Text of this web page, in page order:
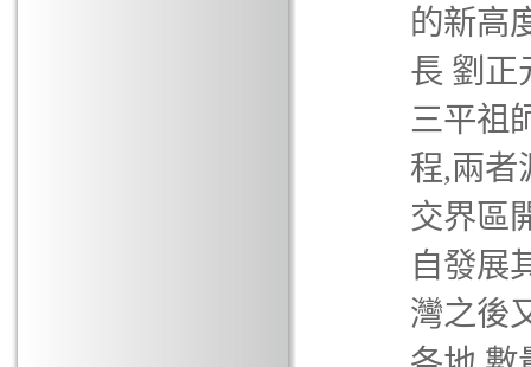
的新高
長 劉正
三平祖
程,兩者
交界區
自發展
灣之後